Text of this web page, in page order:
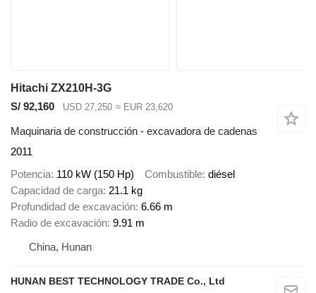
Hitachi ZX210H-3G
S/ 92,160
USD 27,250 ≈ EUR 23,620
Maquinaria de construcción - excavadora de cadenas
2011
Potencia 110 kW (150 Hp) Combustible diésel
Capacidad de carga 21.1 kg
Profundidad de excavación 6.66 m
Radio de excavación 9.91 m
China, Hunan
HUNAN BEST TECHNOLOGY TRADE Co., Ltd